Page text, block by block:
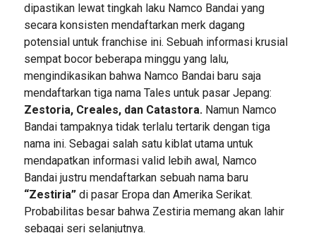
dipastikan lewat tingkah laku Namco Bandai yang
secara konsisten mendaftarkan merk dagang
potensial untuk franchise ini. Sebuah informasi krusial
sempat bocor beberapa minggu yang lalu,
mengindikasikan bahwa Namco Bandai baru saja
mendaftarkan tiga nama Tales untuk pasar Jepang:
Zestoria, Creales, dan Catastora.Namun Namco
Bandai tampaknya tidak terlalu tertarik dengan tiga
nama ini. Sebagai salah satu kiblat utama untuk
mendapatkan informasi valid lebih awal, Namco
Bandai justru mendaftarkan sebuah nama baru
“Zestiria”di pasar Eropa dan Amerika Serikat.
Probabilitas besar bahwa Zestiria memang akan lahir
sebagai seri selanjutnya.